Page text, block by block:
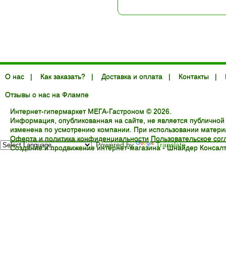
О нас | Как заказать? | Доставка и оплата | Контакты |
Отзывы о нас на Флампе
Интернет-гипермаркет МЕГА-Гастроном © 2026.
Информация, опубликованная на сайте, не является
изменена по усмотрению компании. При использовании
Оферта и политика конфиденциальности Пользовательское
Создание и продвижение интернет-магазина -Шнайдер
Powered by Translate